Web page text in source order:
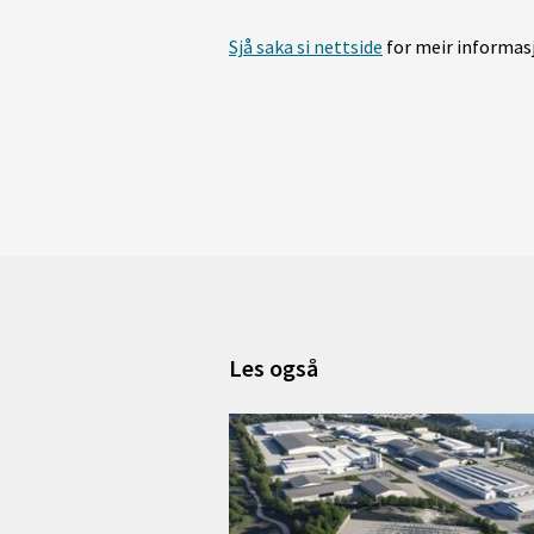
Sjå saka si nettside for meir
Les også